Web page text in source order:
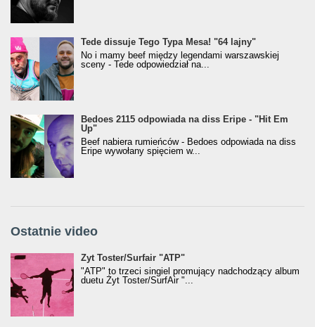
Tede dissuje Tego Typa Mesa! "64 lajny"
No i mamy beef między legendami warszawskiej
sceny - Tede odpowiedział na...
Bedoes 2115 odpowiada na diss Eripe - "Hit Em
Up"
Beef nabiera rumieńców - Bedoes odpowiada na diss
Eripe wywołany spięciem w...
Ostatnie video
Żyt Toster/SurfAir - ATP VIDEO
Żyt Toster/Surfair "ATP"
"ATP" to trzeci singiel promujący nadchodzący album
duetu Żyt Toster/SurfAir "...